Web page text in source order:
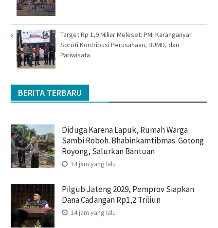
Target Rp 1,9 Miliar Meleset: PMI Karanganyar
Soroti Kontribusi Perusahaan, BUMD, dan
Pariwisata
BERITA TERBARU
Diduga Karena Lapuk, Rumah Warga
Sambi Roboh. Bhabinkamtibmas Gotong
Royong, Salurkan Bantuan
14 jam yang lalu
Pilgub Jateng 2029, Pemprov Siapkan
Dana Cadangan Rp1,2 Triliun
14 jam yang lalu